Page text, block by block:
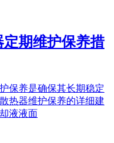
期维护保养措
保养是确保其长期稳定
热器维护保养的详细建
液液面